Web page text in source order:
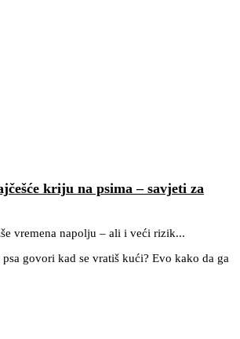
kriju na psima – savjeti za
vremena napolju – ali i veći rizik...